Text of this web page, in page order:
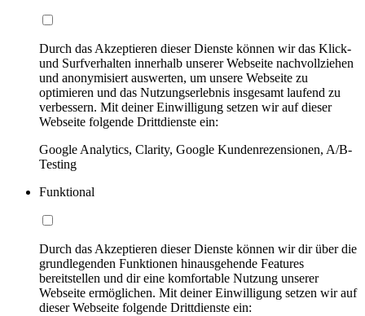
Durch das Akzeptieren dieser Dienste können wir das Klick-
und Surfverhalten innerhalb unserer Webseite nachvollziehen
und anonymisiert auswerten, um unsere Webseite zu
optimieren und das Nutzungserlebnis insgesamt laufend zu
verbessern. Mit deiner Einwilligung setzen wir auf dieser
Webseite folgende Drittdienste ein:
Google Analytics, Clarity, Google Kundenrezensionen, A/B-
Testing
Funktional
Durch das Akzeptieren dieser Dienste können wir dir über die
grundlegenden Funktionen hinausgehende Features
bereitstellen und dir eine komfortable Nutzung unserer
Webseite ermöglichen. Mit deiner Einwilligung setzen wir auf
dieser Webseite folgende Drittdienste ein: